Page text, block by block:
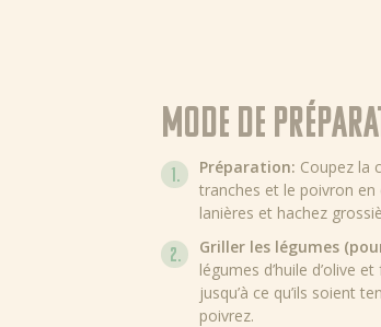
Mode de
Préparation: Coupez la
tranches et le poivron en
lanières et hachez
Griller les légumes
légumes d’huile d’olive
jusqu’à ce qu’ils soient
poivrez.